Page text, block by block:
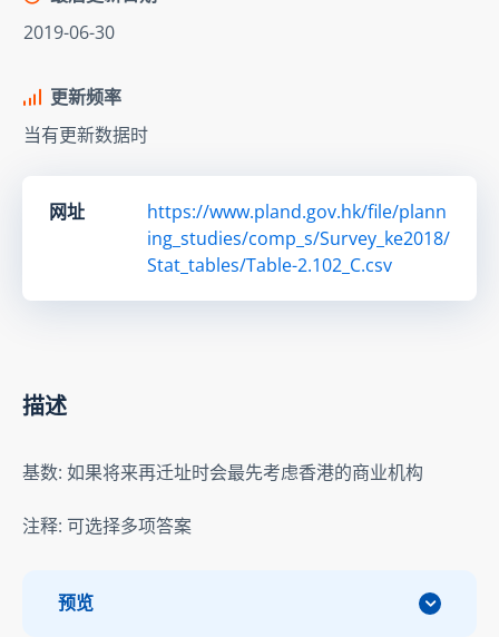
2019-06-30
更新频率
当有更新数据时
网址
https://www.pland.gov.hk/file/plann
ing_studies/comp_s/Survey_ke2018/
Stat_tables/Table-2.102_C.csv
描述
基数: 如果将来再迁址时会最先考虑香港的商业机构
注释: 可选择多项答案
预览